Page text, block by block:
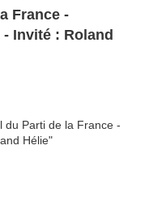
France -
Invité : Roland